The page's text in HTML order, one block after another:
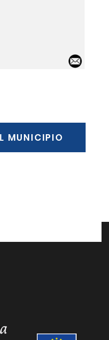
Pablo Centella Gómez]
Gómez]
MUNICIPIO